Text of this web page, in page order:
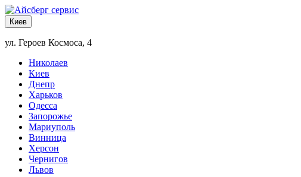
Киев
ул. Героев Космоса, 4
Николаев
Киев
Днепр
Харьков
Одесса
Запорожье
Мариуполь
Винница
Херсон
Чернигов
Львов